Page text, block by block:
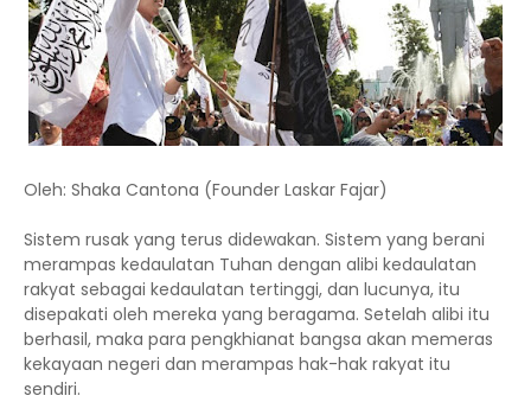
Oleh: Shaka Cantona (Founder Laskar Fajar)
Sistem rusak yang terus didewakan. Sistem yang berani
merampas kedaulatan Tuhan dengan alibi kedaulatan
rakyat sebagai kedaulatan tertinggi, dan lucunya, itu
disepakati oleh mereka yang beragama. Setelah alibi itu
berhasil, maka para pengkhianat bangsa akan memeras
kekayaan negeri dan merampas hak-hak rakyat itu
sendiri.